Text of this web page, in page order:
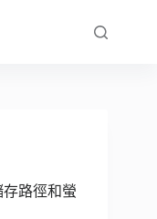
路徑和螢